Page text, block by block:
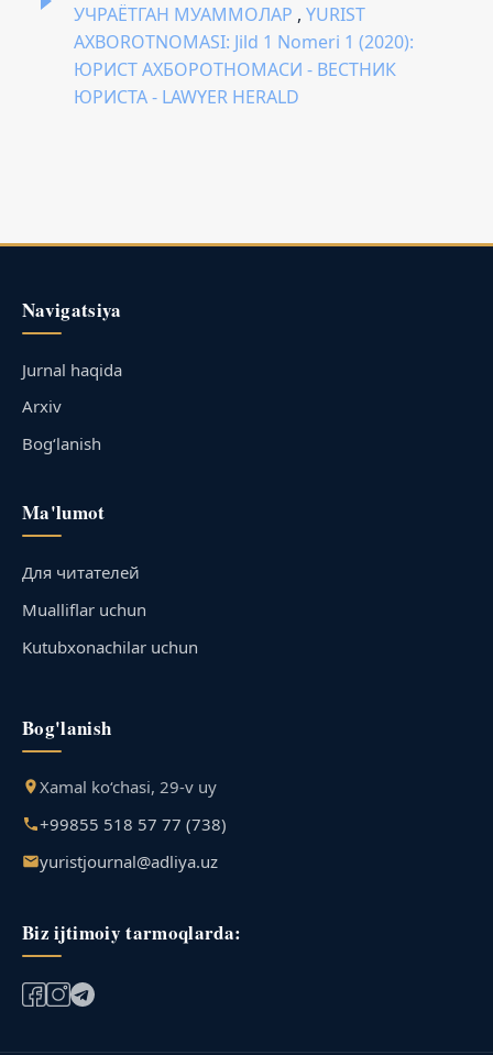
УЧРАЁТГАН МУАММОЛАР , YURIST
AXBOROTNOMASI: Jild 1 Nomeri 1 (2020):
ЮРИСТ АХБОРОТНОМАСИ - ВЕСТНИК
ЮРИСТА - LAWYER HERALD
Navigatsiya
Jurnal haqida
Arxiv
Bog‘lanish
Ma'lumot
Для читателей
Mualliflar uchun
Kutubxonachilar uchun
Bog'lanish
Xamal ko‘chasi, 29-v uy
+99855 518 57 77 (738)
yuristjournal@adliya.uz
Biz ijtimoiy tarmoqlarda: